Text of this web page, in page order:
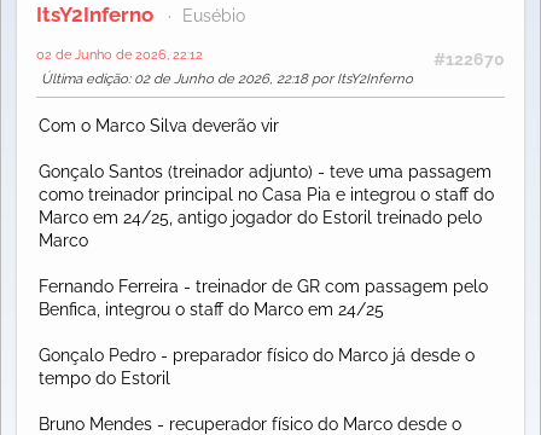
ItsY2Inferno Eusébio
#122670
02 de Junho de 2026, 22:12
Última edição: 02 de Junho de 2026, 22:18 por ItsY2Inferno
Com o Marco Silva deverão vir
Gonçalo Santos (treinador adjunto) - teve uma passagem
como treinador principal no Casa Pia e integrou o staff do
Marco em 24/25, antigo jogador do Estoril treinado pelo
Marco
Fernando Ferreira - treinador de GR com passagem pelo
Benfica, integrou o staff do Marco em 24/25
Gonçalo Pedro - preparador físico do Marco já desde o
tempo do Estoril
Bruno Mendes - recuperador físico do Marco desde o